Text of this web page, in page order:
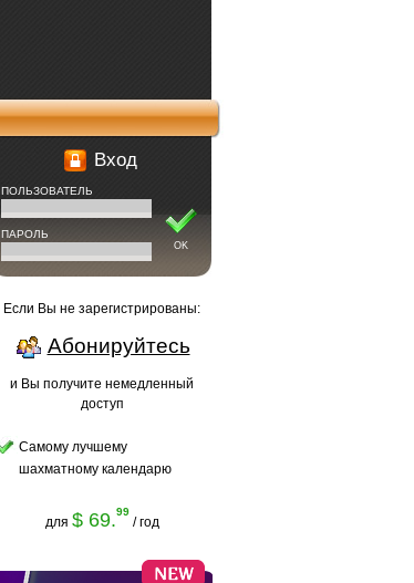
Вход
OK
ПОЛЬЗОВАТЕЛЬ
ПАРОЛЬ
Если Вы не зарегистрированы:
Абонируйтесь
и Вы получите немедленный
доступ
Самому лучшему
шахматному календарю
для $ 69.99
/ год